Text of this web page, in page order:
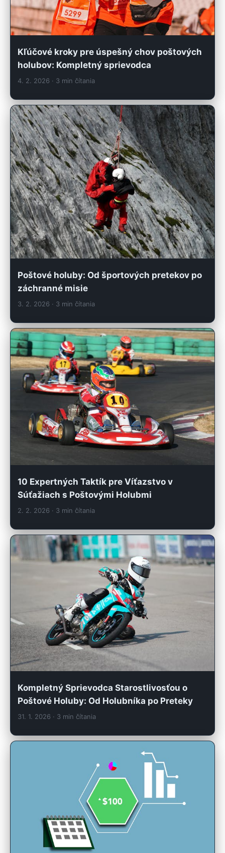
Kľúčové kroky pre úspešný chov poštových
holubov: Kompletný sprievodca
4. 2. 2026 · 3 min čítania
Poštové holuby: Od športových pretekov po
záchranné misie
3. 2. 2026 · 3 min čítania
10 Expertných Taktík pre Víťazstvo v
Súťažiach s Poštovými Holubmi
2. 2. 2026 · 3 min čítania
Kompletný Sprievodca Starostlivosťou o
Poštové Holuby: Od Holubníka po Preteky
31. 1. 2026 · 3 min čítania